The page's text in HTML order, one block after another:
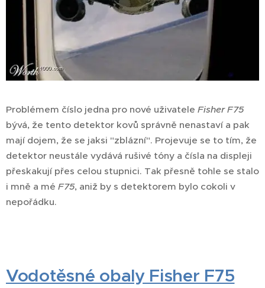
Problémem číslo jedna pro nové uživatele Fisher F75
bývá, že tento detektor kovů správně nenastaví a pak
mají dojem, že se jaksi "zblázní". Projevuje se to tím, že
detektor neustále vydává rušivé tóny a čísla na displeji
přeskakují přes celou stupnici. Tak přesně tohle se stalo
i mně a mé F75, aniž by s detektorem bylo cokoli v
nepořádku.
Vodotěsné obaly Fisher F75